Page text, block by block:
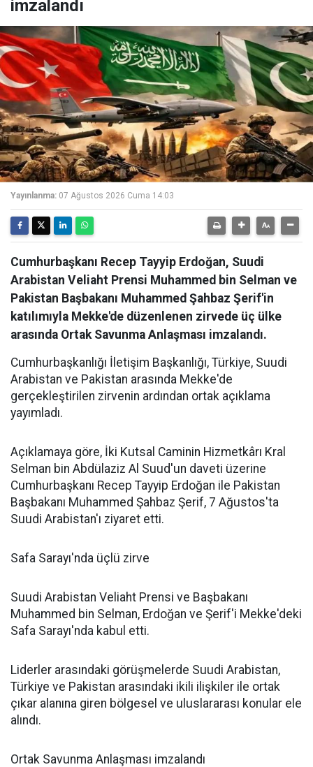
imzalandı
Yayınlanma: 07 Ağustos 2026 Cuma 14:03
Cumhurbaşkanı Recep Tayyip Erdoğan, Suudi
Arabistan Veliaht Prensi Muhammed bin Selman ve
Pakistan Başbakanı Muhammed Şahbaz Şerif'in
katılımıyla Mekke'de düzenlenen zirvede üç ülke
arasında Ortak Savunma Anlaşması imzalandı.
Cumhurbaşkanlığı İletişim Başkanlığı, Türkiye, Suudi
Arabistan ve Pakistan arasında Mekke'de
gerçekleştirilen zirvenin ardından ortak açıklama
yayımladı.
Açıklamaya göre, İki Kutsal Caminin Hizmetkârı Kral
Selman bin Abdülaziz Al Suud'un daveti üzerine
Cumhurbaşkanı Recep Tayyip Erdoğan ile Pakistan
Başbakanı Muhammed Şahbaz Şerif, 7 Ağustos'ta
Suudi Arabistan'ı ziyaret etti.
Safa Sarayı'nda üçlü zirve
Suudi Arabistan Veliaht Prensi ve Başbakanı
Muhammed bin Selman, Erdoğan ve Şerif'i Mekke'deki
Safa Sarayı'nda kabul etti.
Liderler arasındaki görüşmelerde Suudi Arabistan,
Türkiye ve Pakistan arasındaki ikili ilişkiler ile ortak
çıkar alanına giren bölgesel ve uluslararası konular ele
alındı.
Ortak Savunma Anlaşması imzalandı